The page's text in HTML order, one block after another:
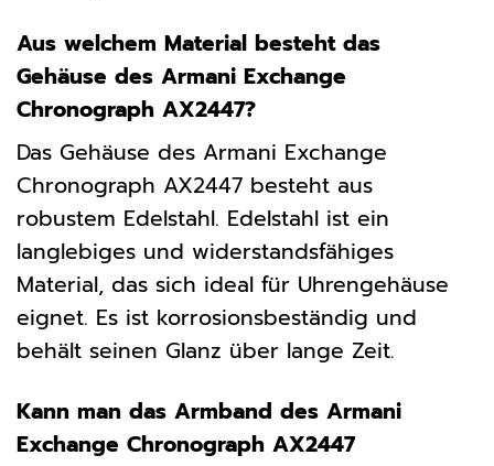
Aus welchem Material besteht das
Gehäuse des Armani Exchange
Chronograph AX2447?
Das Gehäuse des Armani Exchange
Chronograph AX2447 besteht aus
robustem Edelstahl. Edelstahl ist ein
langlebiges und widerstandsfähiges
Material, das sich ideal für Uhrengehäuse
eignet. Es ist korrosionsbeständig und
behält seinen Glanz über lange Zeit.
Kann man das Armband des Armani
Exchange Chronograph AX2447